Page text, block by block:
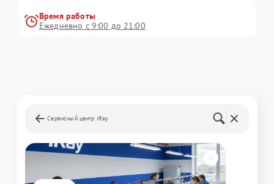
Время работы
Ежедневно с 9:00 до 21:00
Сервисный центр iRay